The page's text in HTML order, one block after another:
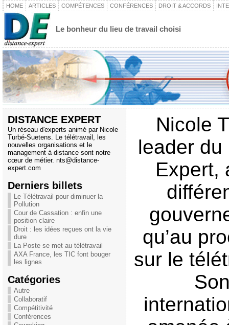
HOME ARTICLES COMPÉTENCES CONFÉRENCES DROIT & ACCORDS
Le bonheur du lieu de travail choisi
DISTANCE EXPERT
Un réseau d'experts animé par Nicole
Turbé-Suetens. Le télétravail, les
nouvelles organisations et le
management à distance sont notre
cœur de métier. nts@distance-
expert.com
Derniers billets
Le Télétravail pour diminuer la
Pollution
Cour de Cassation : enfin une
position claire
Droit : les idées reçues ont la vie
dure
La Poste se met au télétravail
AXA France, les TIC font bouger
les lignes
Catégories
Autre
Collaboratif
Compétitivité
Conférences
Nicole
leader du
Expert,
qu’au
sur le